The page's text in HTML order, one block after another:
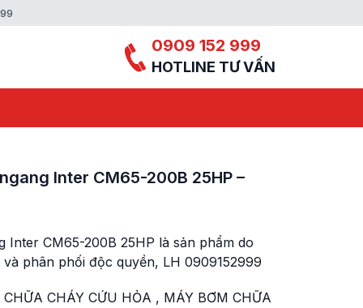
0909 152 999
HOTLINE TƯ VẤN
Inter CM65-200B 25HP –
Inter CM65-200B 25HP là sản phẩm do
phân phối độc quyền, LH 0909152999
CHÁY CỨU HỎA , MÁY BƠM CHỮA